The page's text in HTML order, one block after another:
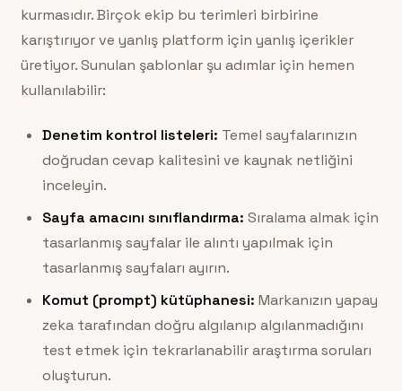
kurmasıdır. Birçok ekip bu terimleri birbirine
karıştırıyor ve yanlış platform için yanlış içerikler
üretiyor. Sunulan şablonlar şu adımlar için hemen
kullanılabilir:
Denetim kontrol listeleri: Temel sayfalarınızın
doğrudan cevap kalitesini ve kaynak netliğini
inceleyin.
Sayfa amacını sınıflandırma: Sıralama almak için
tasarlanmış sayfalar ile alıntı yapılmak için
tasarlanmış sayfaları ayırın.
Komut (prompt) kütüphanesi: Markanızın yapay
zeka tarafından doğru algılanıp algılanmadığını
test etmek için tekrarlanabilir araştırma soruları
oluşturun.